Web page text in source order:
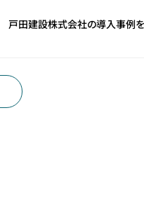
戸田建設株式会社の導入事例